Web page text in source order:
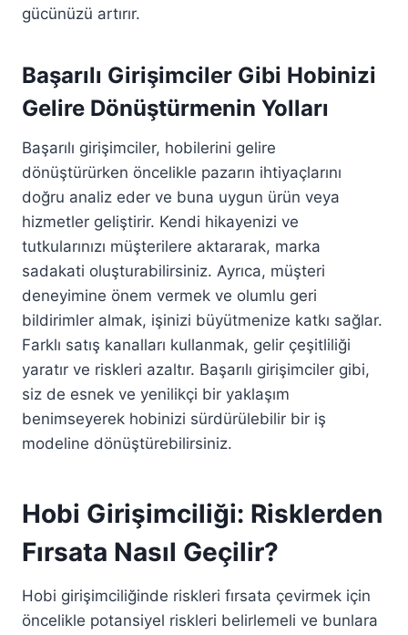
gücünüzü artırır.
Başarılı Girişimciler Gibi Hobinizi
Gelire Dönüştürmenin Yolları
Başarılı girişimciler, hobilerini gelire
dönüştürürken öncelikle pazarın ihtiyaçlarını
doğru analiz eder ve buna uygun ürün veya
hizmetler geliştirir. Kendi hikayenizi ve
tutkularınızı müşterilere aktararak, marka
sadakati oluşturabilirsiniz. Ayrıca, müşteri
deneyimine önem vermek ve olumlu geri
bildirimler almak, işinizi büyütmenize katkı sağlar.
Farklı satış kanalları kullanmak, gelir çeşitliliği
yaratır ve riskleri azaltır. Başarılı girişimciler gibi,
siz de esnek ve yenilikçi bir yaklaşım
benimseyerek hobinizi sürdürülebilir bir iş
modeline dönüştürebilirsiniz.
Hobi Girişimciliği: Risklerden
Fırsata Nasıl Geçilir?
Hobi girişimciliğinde riskleri fırsata çevirmek için
öncelikle potansiyel riskleri belirlemeli ve bunlara